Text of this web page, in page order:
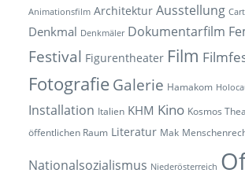
Animationsfilm Architektur Ausstellung
Denkmal Denkmäler Dokumentarfilm
Festival Figurentheater Film
Fotografie Galerie Hamakom
Installation Italien KHM Kino Kosmos
öffentlichen Raum Literatur Mak
Nationalsozialismus Niederösterreich